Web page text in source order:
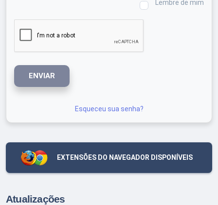
Lembre de mim
ENVIAR
Esqueceu sua senha?
EXTENSÕES DO NAVEGADOR DISPONÍVEIS
Atualizações